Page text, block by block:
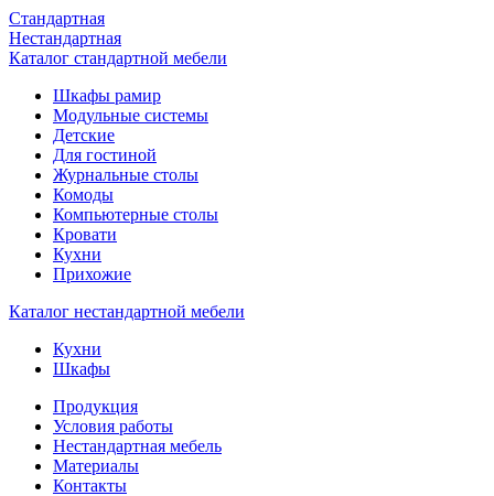
Стандартная
Нестандартная
Каталог стандартной мебели
Шкафы рамир
Модульные системы
Детские
Для гостиной
Журнальные столы
Комоды
Компьютерные столы
Кровати
Кухни
Прихожие
Каталог нестандартной мебели
Кухни
Шкафы
Продукция
Условия работы
Нестандартная мебель
Материалы
Контакты